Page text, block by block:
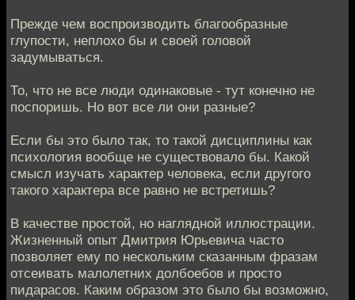
Прежде чем воспроизводить благообразные
глупости, неплохо бы и своей головой
задумываться.
То, что не все люди одинаковые - тут конечно не
поспоришь. Но вот все ли они разные?
Если бы это было так, то такой дисциплины как
психология вообще не существовало бы. Какой
смысл изучать характер человека, если другого
такого характера все равно не встретишь?
В качестве простой, но наглядной иллюстрации.
Жизненный опыт Дмитрия Юрьевича часто
позволяет ему по нескольким сказанным фразам
отсеивать малолетних долбоебов и просто
пидарасов. Каким образом это было бы возможно,